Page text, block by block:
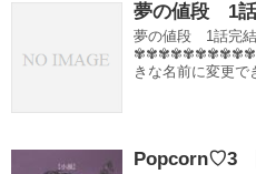
夢の値段 1
夢の値段 1話完結
きな名前に変更で
Popcorn♡3